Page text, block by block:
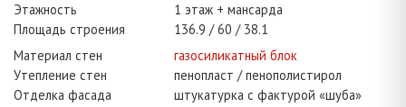
Этажность
1 этаж + мансарда
Площадь строения
136.9 60
38.1
Материал стен
газосиликатный блок
Утепление стен
пенопласт / пенополистирол
Отделка фасада
штукатурка с фактурой «шуба»